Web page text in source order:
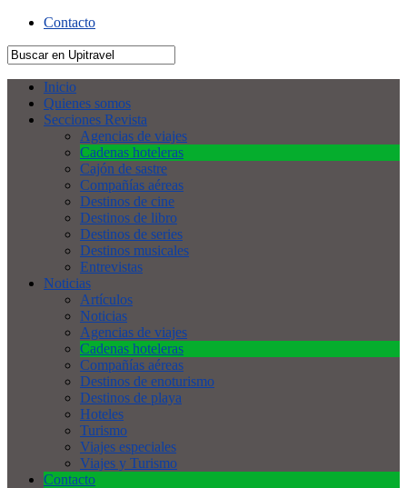
Contacto
Inicio
Quienes somos
Secciones Revista
Agencias de viajes
Cadenas hoteleras
Cajón de sastre
Compañías aéreas
Destinos de cine
Destinos de libro
Destinos de series
Destinos musicales
Entrevistas
Noticias
Artículos
Noticias
Agencias de viajes
Cadenas hoteleras
Compañías aéreas
Destinos de enoturismo
Destinos de playa
Hoteles
Turismo
Viajes especiales
Viajes y Turismo
Contacto